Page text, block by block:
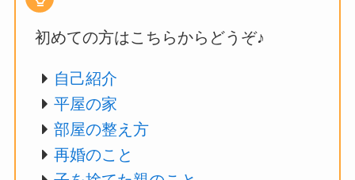
初めての方はこちらからどうぞ♪
自己紹介
平屋の家
部屋の整え方
再婚のこと